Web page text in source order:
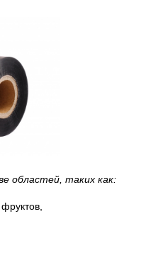
областей, таких как: